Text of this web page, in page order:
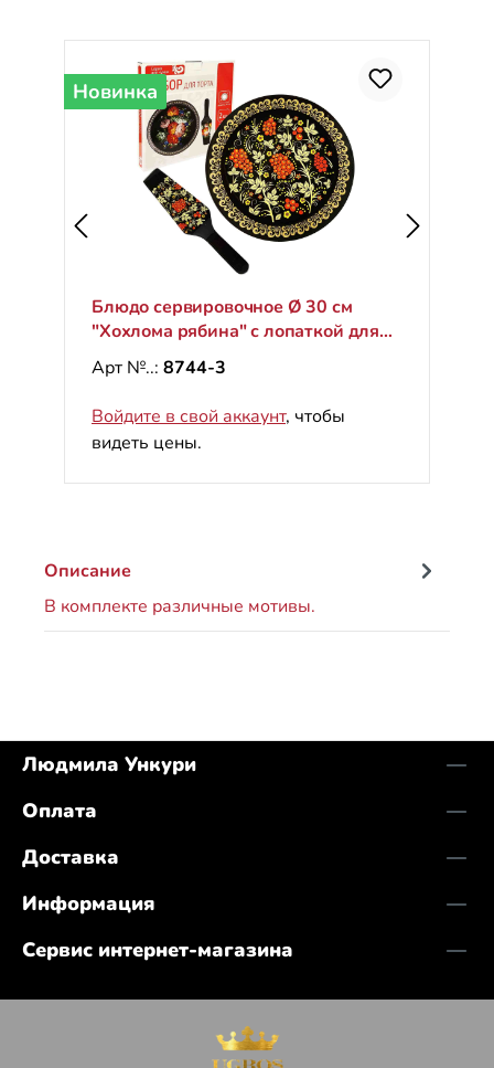
Новинка
Блюдо сервировочное Ø 30 см
"Хохлома рябина" с лопаткой для
торта
Арт №..: 8744-3
Войдите в свой аккаунт, чтобы
видеть цены.
Описание
В комплекте различные мотивы.
Людмила Ункури
Оплата
Доставка
Информация
Сервис интернет-магазина